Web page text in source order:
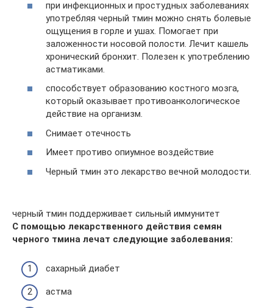
при инфекционных и простудных заболеваниях
употребляя черный тмин можно снять болевые
ощущения в горле и ушах. Помогает при
заложенности носовой полости. Лечит кашель
хронический бронхит. Полезен к употреблению
астматиками.
способствует образованию костного мозга,
который оказывает противоанкологическое
действие на организм.
Снимает отечность
Имеет противо опиумное воздействие
Черный тмин это лекарство вечной молодости.
черный тмин поддерживает сильный иммунитет
С помощью лекарственного действия семян
черного тмина лечат следующие заболевания:
сахарный диабет
астма